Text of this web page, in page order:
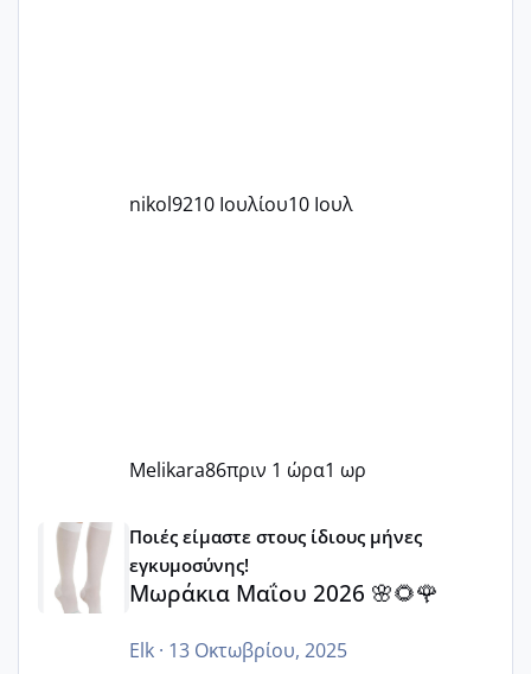
nikol9210 Ιουλίου10 Ιουλ
Melikara86πριν 1 ώρα1 ωρ
Μωράκια Μαΐου 2026 🌸🌻🌹
Ποιές είμαστε στους ίδιους μήνες
εγκυμοσύνης!
Μωράκια Μαΐου 2026 🌸🌻🌹
Elk· 13 Οκτωβρίου, 2025